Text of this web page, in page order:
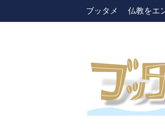
ブッタメ 仏教をエ